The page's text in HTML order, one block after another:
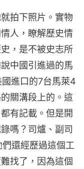
拍下照片。實物
人，瞭解歷史情
，是不被史志所
中國引進過的馬
進口的7台馬萊4
關溝段上的。這
有記載。但是開
嗎？司爐、副司
還經歷過這個工
找了，因為這個